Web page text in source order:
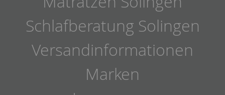
Schlafberatung Solingen
Versandinformationen
Marken